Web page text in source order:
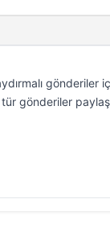
gönderiler
tür gönderiler